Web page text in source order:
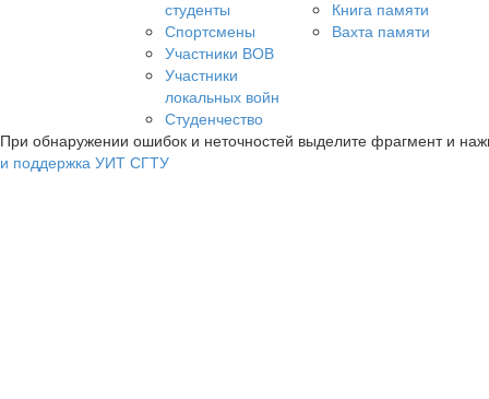
студенты
Спортсмены
Участники ВОВ
Участники
локальных войн
Студенчество
Книга памяти
Вахта памяти
При обнаружении ошибок и неточностей выделите фрагмент и
и поддержка УИТ СГТУ